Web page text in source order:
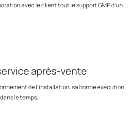
avec le client tout le support GMP d'un
après-vente
de l'installation, sa bonne exécution,
le temps.